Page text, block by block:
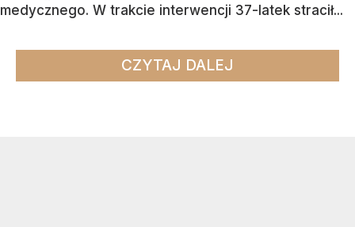
medycznego. W trakcie interwencji 37-latek stracił...
CZYTAJ DALEJ